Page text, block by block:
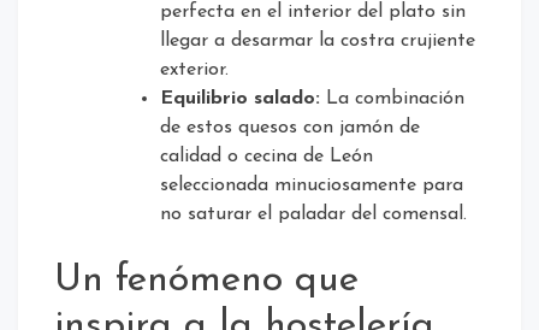
perfecta en el interior del plato sin
llegar a desarmar la costra crujiente
exterior.
Equilibrio salado: La combinación
de estos quesos con jamón de
calidad o cecina de León
seleccionada minuciosamente para
no saturar el paladar del comensal.
Un fenómeno que